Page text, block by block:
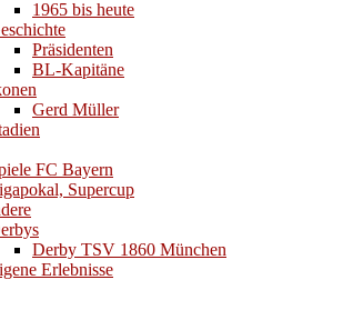
1965 bis heute
Präsidenten
BL-Kapitäne
Gerd Müller
FC Bayern
Supercup
Derby TSV 1860 München
Erlebnisse